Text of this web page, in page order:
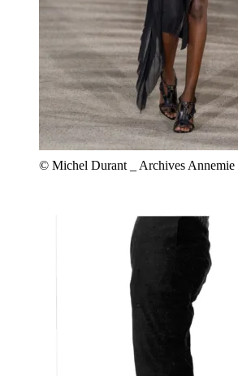
© Michel Durant _ Archives Annemie